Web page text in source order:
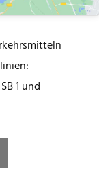
1 und